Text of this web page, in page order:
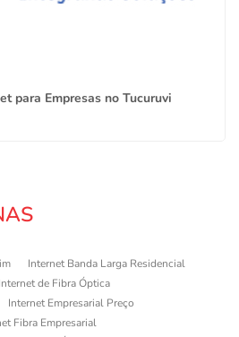
para Empresas no Tucuruvi
Internet Banda Larga Residencial
Internet de Fibra Óptica
Internet Empresarial Preço
Fibra Empresarial